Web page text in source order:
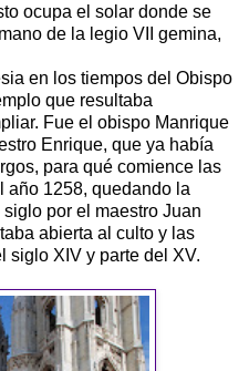
ocupa el solar donde se
de la legio VII gemina,
en los tiempos del Obispo
que resultaba
Fue el obispo Manrique
Enrique, que ya había
para qué comience las
año 1258, quedando la
por el maestro Juan
abierta al culto y las
siglo XIV y parte del XV.